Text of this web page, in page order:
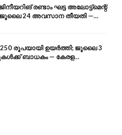
രണ്ടാം ഘട്ട അലോട്ട്മെന്റ്
ജൂലൈ 24 അവസാന തീയതി —
250 രൂപയായി ഉയർത്തി; ജൂലൈ 3
ബാധകം — കേരള